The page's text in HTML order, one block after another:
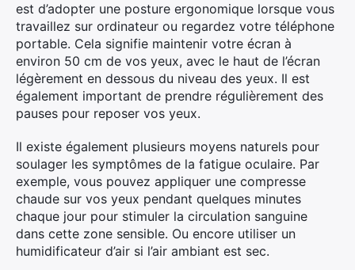
est d’adopter une posture ergonomique lorsque vous
travaillez sur ordinateur ou regardez votre téléphone
portable. Cela signifie maintenir votre écran à
environ 50 cm de vos yeux, avec le haut de l’écran
légèrement en dessous du niveau des yeux. Il est
également important de prendre régulièrement des
pauses pour reposer vos yeux.
Il existe également plusieurs moyens naturels pour
soulager les symptômes de la fatigue oculaire. Par
exemple, vous pouvez appliquer une compresse
chaude sur vos yeux pendant quelques minutes
chaque jour pour stimuler la circulation sanguine
dans cette zone sensible. Ou encore utiliser un
humidificateur d’air si l’air ambiant est sec.